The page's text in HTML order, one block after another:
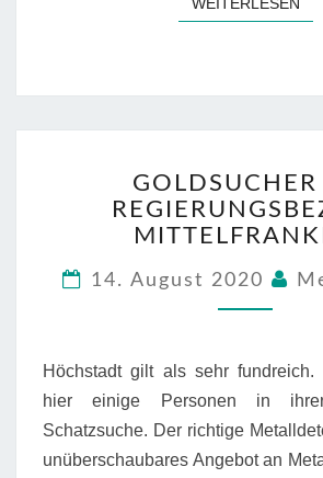
IM
14. August 2020
Höchstadt gilt als sehr fundreich.
hier einige Personen in
Schatzsuche. Der richtige
unüberschaubares Angebot an